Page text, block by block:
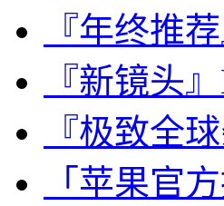
『年终推
『新镜头
『极致全
「苹果官